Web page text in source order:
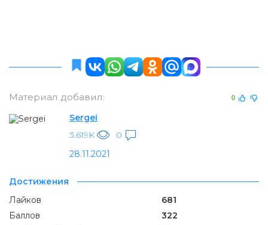
Материал добавил: 0
Sergei
3.619K
0
28.11.2021
Достижения
Лайков
681
Баллов
322